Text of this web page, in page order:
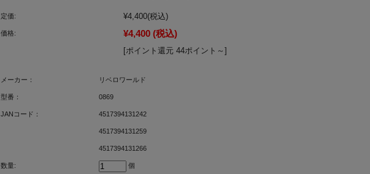
定価: ¥4,400(税込)
価格: ¥4,400 (税込)
[ポイント還元 44ポイント～]
メーカー： リベロワールド
型番： 0869
JANコード： 4517394131242
4517394131259
4517394131266
数量: 個